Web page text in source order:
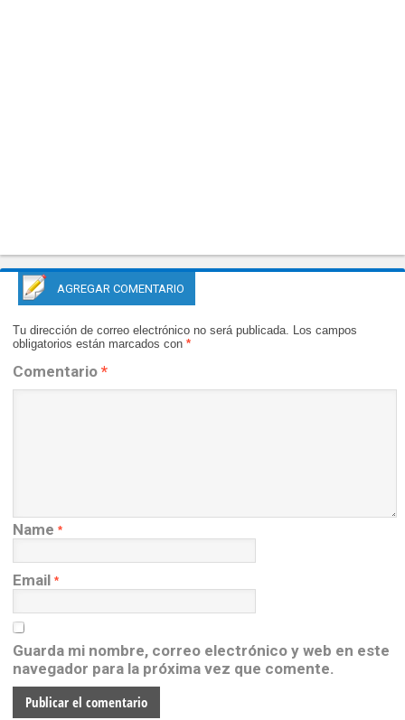
AGREGAR COMENTARIO
Tu dirección de correo electrónico no será publicada. Los campos
obligatorios están marcados con *
Comentario *
Name *
Email *
Guarda mi nombre, correo electrónico y web en este
navegador para la próxima vez que comente.